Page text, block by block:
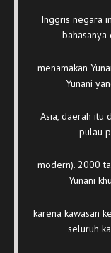
Inggris negara
bahasanya
menamakan
Yunani
Asia, daerah itu
pulau
modern). 2000
Yunani
karena kawasan
seluruh